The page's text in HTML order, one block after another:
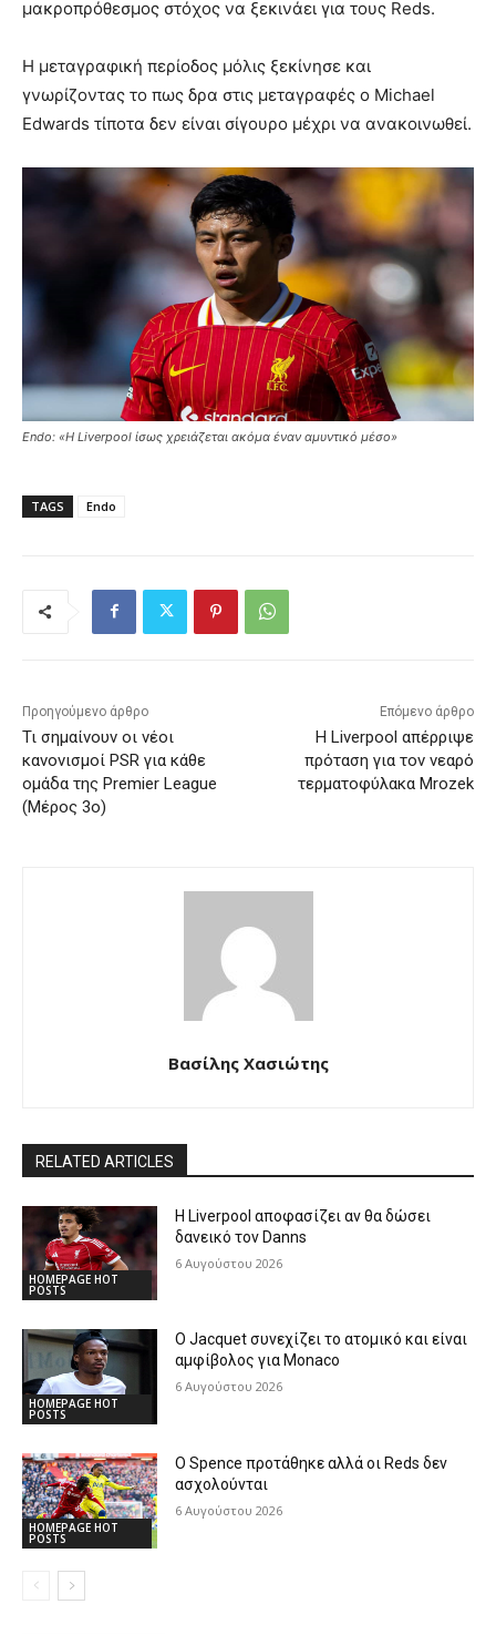
μακροπρόθεσμος στόχος να ξεκινάει για τους Reds.
Η μεταγραφική περίοδος μόλις ξεκίνησε και
γνωρίζοντας το πως δρα στις μεταγραφές ο Michael
Edwards τίποτα δεν είναι σίγουρο μέχρι να ανακοινωθεί.
Endo: «Η Liverpool ίσως χρειάζεται ακόμα έναν αμυντικό μέσο»
TAGS Endo
Προηγούμενο άρθρο
Τι σημαίνουν οι νέοι
κανονισμοί PSR για κάθε
ομάδα της Premier League
(Μέρος 3ο)
Επόμενο άρθρο
Η Liverpool απέρριψε
πρόταση για τον νεαρό
τερματοφύλακα Mrozek
Βασίλης Χασιώτης
RELATED ARTICLES
HOMEPAGE HOT
POSTS
Η Liverpool αποφασίζει αν θα δώσει
δανεικό τον Danns
6 Αυγούστου 2026
HOMEPAGE HOT
POSTS
Ο Jacquet συνεχίζει το ατομικό και είναι
αμφίβολος για Monaco
6 Αυγούστου 2026
HOMEPAGE HOT
POSTS
Ο Spence προτάθηκε αλλά οι Reds δεν
ασχολούνται
6 Αυγούστου 2026